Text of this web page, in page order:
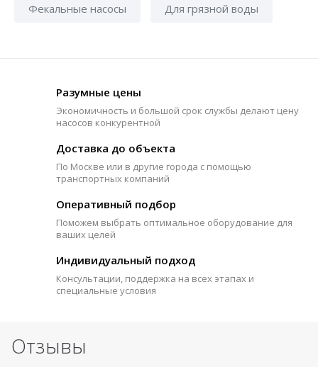
Фекальные насосы Для грязной воды
Разумные цены
Экономичность и большой срок службы делают цену
насосов конкурентной
Доставка до объекта
По Москве или в другие города с помощью
транспортных компаний
Оперативный подбор
Поможем выбрать оптимальное оборудование для
ваших целей
Индивидуальный подход
Консультации, поддержка на всех этапах и
специальные условия
Отзывы